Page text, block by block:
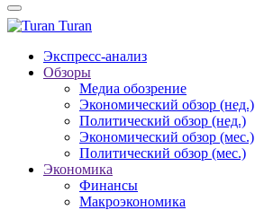
Turan
Экспресс-анализ
Обзоры
Медиа обозрение
Экономический обзор (нед.)
Политический обзор (нед.)
Экономический обзор (мес.)
Политический обзор (мес.)
Экономика
Финансы
Макроэкономика